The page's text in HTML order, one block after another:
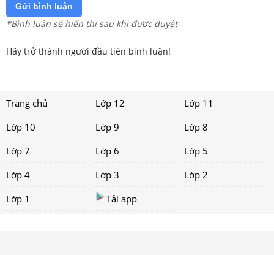
Gửi bình luận
*Bình luận sẽ hiển thị sau khi được duyệt
Hãy trở thành người đầu tiên bình luận!
Trang chủ Lớp 12
Lớp 11
Lớp 10
Lớp 9
Lớp 8
Lớp 7
Lớp 6
Lớp 5
Lớp 4
Lớp 3
Lớp 2
Lớp 1
Tải app